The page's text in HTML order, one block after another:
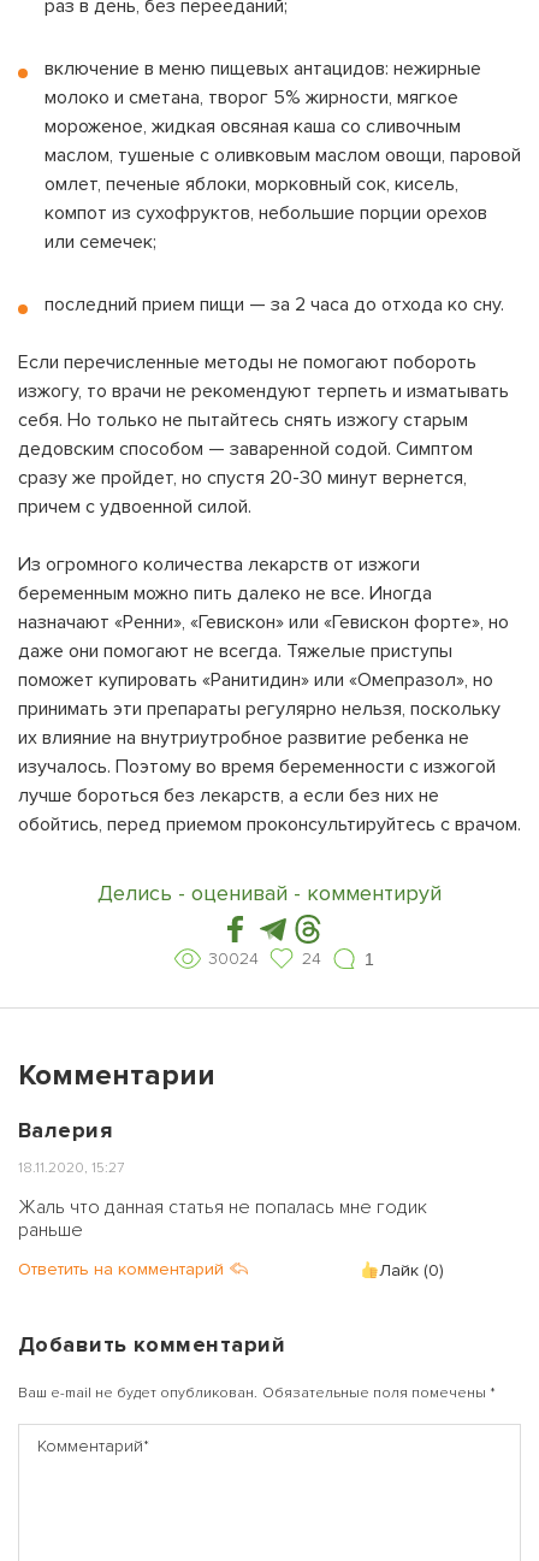
раз в день, без перееданий;
включение в меню пищевых антацидов: нежирные
молоко и сметана, творог 5% жирности, мягкое
мороженое, жидкая овсяная каша со сливочным
маслом, тушеные с оливковым маслом овощи, паровой
омлет, печеные яблоки, морковный сок, кисель,
компот из сухофруктов, небольшие порции орехов
или семечек;
последний прием пищи — за 2 часа до отхода ко сну.
Если перечисленные методы не помогают побороть
изжогу, то врачи не рекомендуют терпеть и изматывать
себя. Но только не пытайтесь снять изжогу старым
дедовским способом — заваренной содой. Симптом
сразу же пройдет, но спустя 20-30 минут вернется,
причем с удвоенной силой.
Из огромного количества лекарств от изжоги
беременным можно пить далеко не все. Иногда
назначают «Ренни», «Гевискон» или «Гевискон форте», но
даже они помогают не всегда. Тяжелые приступы
поможет купировать «Ранитидин» или «Омепразол», но
принимать эти препараты регулярно нельзя, поскольку
их влияние на внутриутробное развитие ребенка не
изучалось. Поэтому во время беременности с изжогой
лучше бороться без лекарств, а если без них не
обойтись, перед приемом проконсультируйтесь с врачом.
Делись - оценивай - комментируй
30024 24 1
Комментарии
Валерия
18.11.2020, 15:27
Жаль что данная статья не попалась мне годик
раньше
Лайк (0)
Ответить на комментарий
Добавить комментарий
Ваш e-mail не будет опубликован. Обязательные поля помечены *